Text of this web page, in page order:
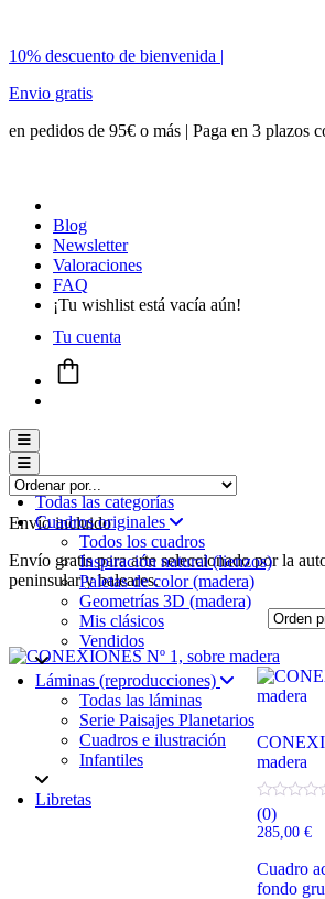
10% descuento de bienvenida |
Envio gratis
en pedidos de 95€ o más | Paga en 3 plazos
Blog
Newsletter
Valoraciones
FAQ
¡Tu wishlist está vacía aún!
Tu cuenta
Menú conmutador hamburguesa
Todas las categorías
Cuadros originales
Todos los cuadros
Inspiración natural (lienzos)
Paletas de color (madera)
Geometrías 3D (madera)
Mis clásicos
Vendidos
Láminas (reproducciones)
Todas las láminas
Serie Paisajes Planetarios
Cuadros e ilustración
Infantiles
Libretas
Menú conmutador hamburguesa
Envío incluido
Envío gratis para arte seleccionado por la
peninsular y baleares.
madera
(0)
285,00 €
Cuadro
fondo